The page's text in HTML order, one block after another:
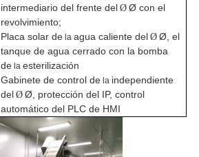
intermediario del frente del Ø Ø con el
revolvimiento;
Placa solar de laagua caliente del Ø Ø, el
tanque de agua cerrado con la bomba
de laesterilización
Gabinete de control de la independiente
del Ø Ø, protección del IP, control
automático del PLC de HMI